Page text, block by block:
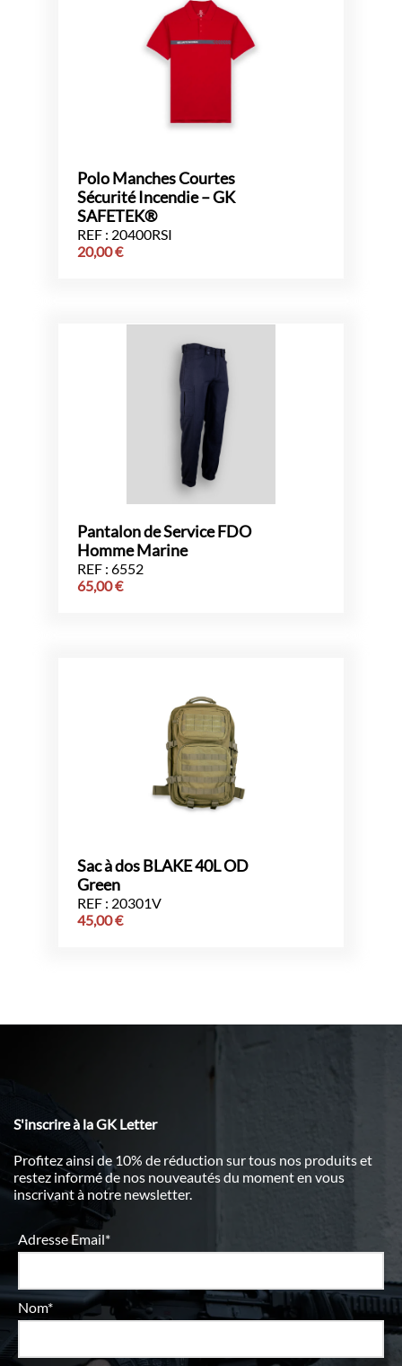
Polo Manches Courtes
Sécurité Incendie – GK
SAFETEK®
REF : 20400RSI
20,00€
Pantalon de Service FDO
Homme Marine
REF : 6552
65,00€
Sac à dos BLAKE 40L OD
Green
REF : 20301V
45,00€
S'inscrire à la GK Letter
Profitez ainsi de 10% de réduction sur tous nos produits et
restez informé de nos nouveautés du moment en vous
inscrivant à notre newsletter.
Adresse Email*
Nom*